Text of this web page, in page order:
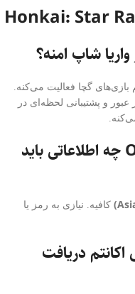
گچا فعالیت می‌کنه.
عبور و پشتیبانی لحظه‌ای در
۲. برای خرید Oneiric Shards چه اطلاعاتی باید
کافیه. نیازی به رمز یا
اکانتم دریافت